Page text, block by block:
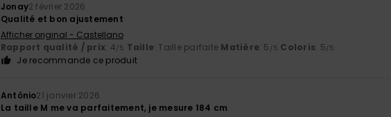
Jonay2 février 2026
Qualité et bon ajustement
Afficher original - Castellano
Rapport qualité / prix: 4/5 Taille: Taille parfaite Matière: 5 /5 Coloris: 5/5
Je recommande ce produit
António21 janvier 2026
La taille M me va parfaitement, je mesure 184 cm